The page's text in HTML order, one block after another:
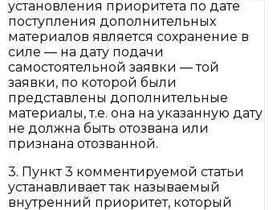
установления приоритета по дате
поступления дополнительных
материалов является сохранение в
силе — на дату подачи
самостоятельной заявки — той
заявки, по которой были
представлены дополнительные
материалы, т.е. она на указанную дату
не должна быть отозвана или
признана отозванной.
3. Пункт 3 комментируемой статьи
устанавливает так называемый
внутренний приоритет, который